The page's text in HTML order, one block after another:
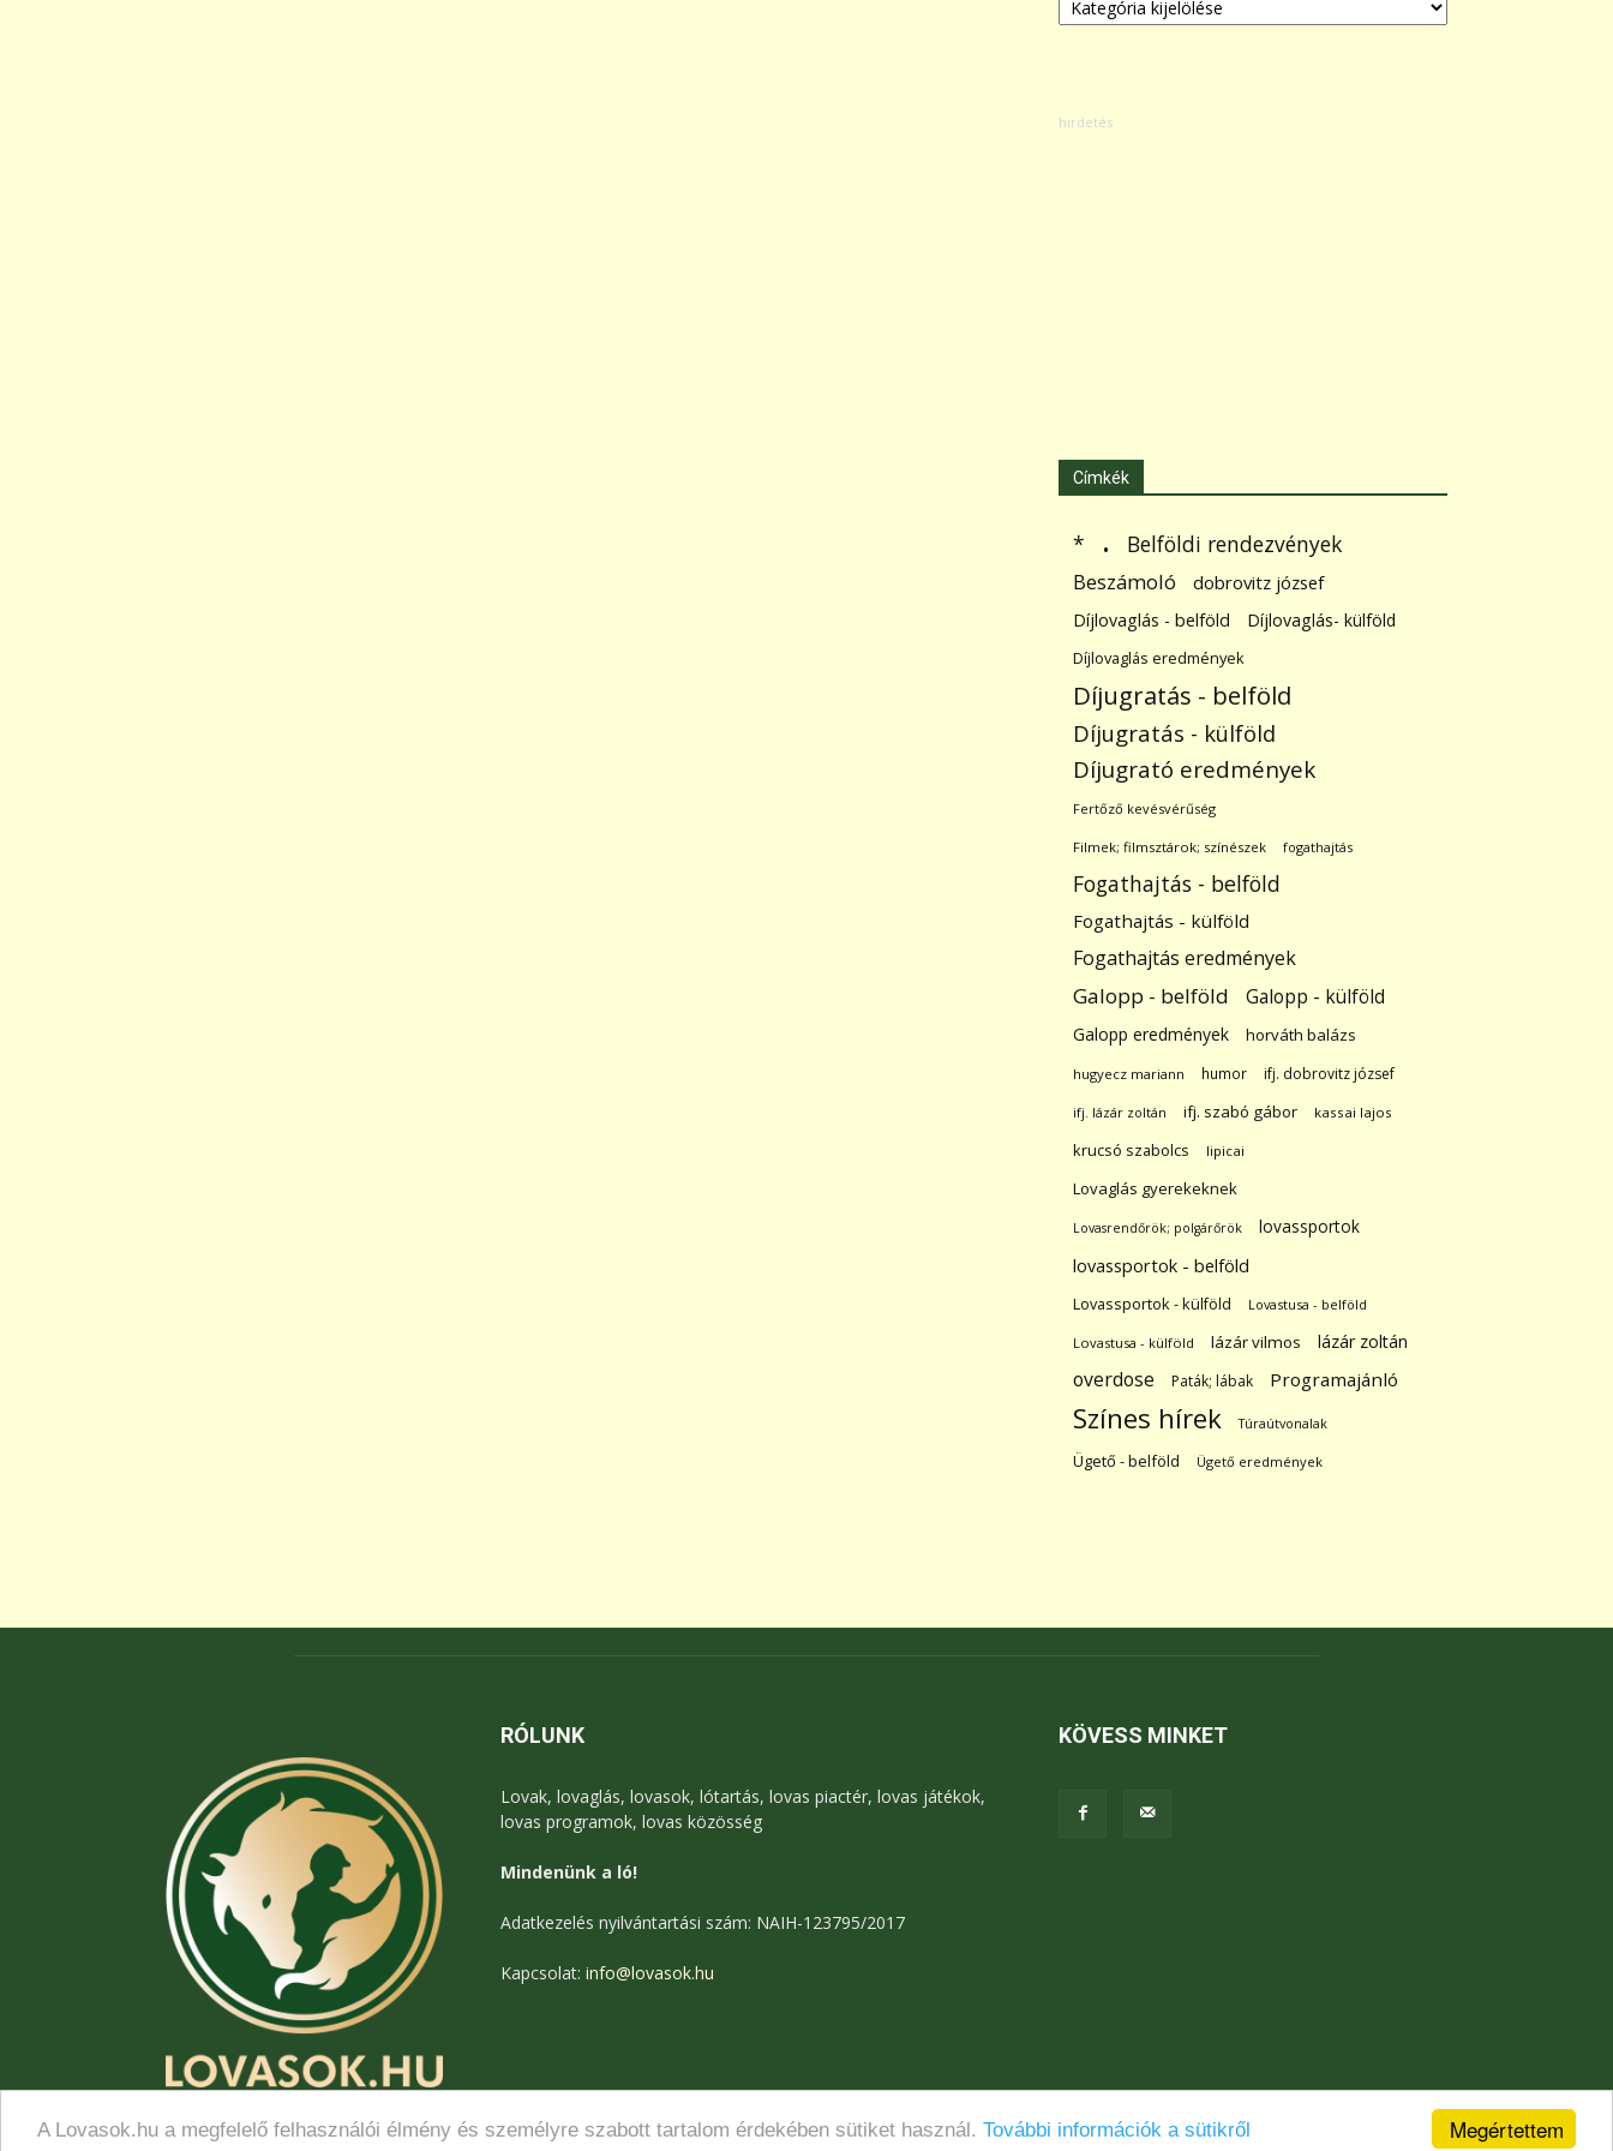
Megértettem
A Lovasok.hu a megfelelő felhasználói élmény és személyre szabott tartalom érdekében sütiket használ. További információk a sütikről
Címkék
* . Belföldi rendezvények
Beszámoló dobrovitz józsef
Díjlovaglás - belföld Díjlovaglás- külföld
Díjlovaglás eredmények
Díjugratás - belföld
Díjugratás - külföld
Díjugrató eredmények
Fertőző kevésvérűség
Filmek; filmsztárok; színészek fogathajtás
Fogathajtás - belföld
Fogathajtás - külföld
Fogathajtás eredmények
Galopp - belföld Galopp - külföld
Galopp eredmények horváth balázs
hugyecz mariann humor ifj. dobrovitz józsef
ifj. lázár zoltán ifj. szabó gábor kassai lajos
krucsó szabolcs lipicai
Lovaglás gyerekeknek
Lovasrendőrök; polgárőrök
lovassportok
lovassportok - belföld
Lovassportok - külföld Lovastusa - belföld
Lovastusa - külföld lázár vilmos lázár zoltán
overdose Paták; lábak Programajánló
Színes hírek Túraútvonalak
Ügető - belföld Ügető eredmények
RÓLUNK
Lovak, lovaglás, lovasok, lótartás, lovas piactér, lovas játékok,
lovas programok, lovas közösség
Mindenünk a ló!
Adatkezelés nyilvántartási szám: NAIH-123795/2017
Kapcsolat: info@lovasok.hu
KÖVESS MINKET
Médiaajánlat Adatkezelési tájékoztató Jogi nyilatkozat Kapcsolat
© Lovasok.hu